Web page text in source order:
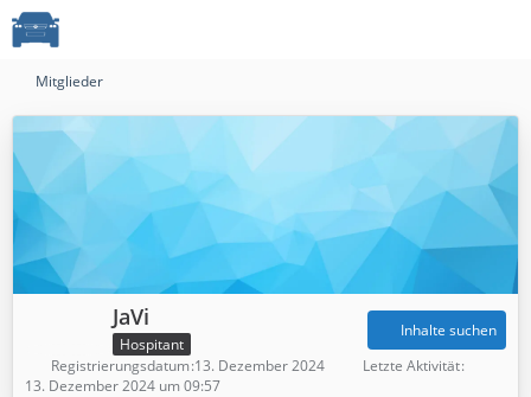
Mitglieder
JaVi
Hospitant
Inhalte suchen
Registrierungsdatum 13. Dezember 2024
Letzte Aktivität
13. Dezember 2024 um 09:57